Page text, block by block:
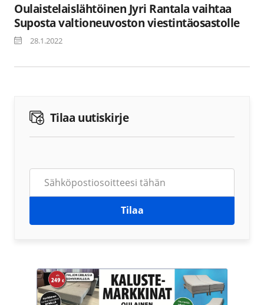
Oulaistelaislähtöinen Jyri Rantala vaihtaa
Suposta valtioneuvoston viestintäosastolle
28.1.2022
Tilaa uutiskirje
Tilaa